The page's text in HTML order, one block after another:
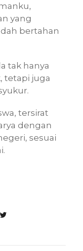
yang
bertahan
tak hanya
tetapi juga
tersirat
dengan
sesuai